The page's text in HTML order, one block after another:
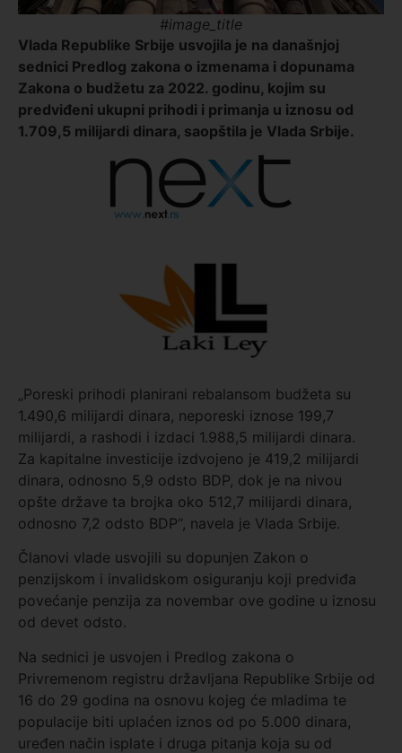
#image_title
Vlada Republike Srbije usvojila je na današnjoj
sednici Predlog zakona o izmenama i dopunama
Zakona o budžetu za 2022. godinu, kojim su
predviđeni ukupni prihodi i primanja u iznosu od
1.709,5 milijardi dinara, saopštila je Vlada Srbije.
„Poreski prihodi planirani rebalansom budžeta su
1.490,6 milijardi dinara, neporeski iznose 199,7
milijardi, a rashodi i izdaci 1.988,5 milijardi dinara.
Za kapitalne investicije izdvojeno je 419,2 milijardi
dinara, odnosno 5,9 odsto BDP, dok je na nivou
opšte države ta brojka oko 512,7 milijardi dinara,
odnosno 7,2 odsto BDP“, navela je Vlada Srbije.
Članovi vlade usvojili su dopunjen Zakon o
penzijskom i invalidskom osiguranju koji predviđa
povećanje penzija za novembar ove godine u iznosu
od devet odsto.
Na sednici je usvojen i Predlog zakona o
Privremenom registru državljana Republike Srbije od
16 do 29 godina na osnovu kojeg će mladima te
populacije biti uplaćen iznos od po 5.000 dinara,
uređen način isplate i druga pitanja koja su od